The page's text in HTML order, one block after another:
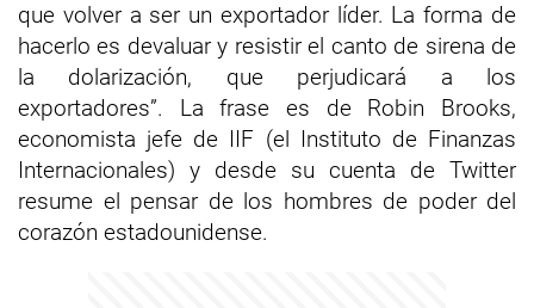
que volver a ser un exportador líder. La forma de
hacerlo es devaluar y resistir el canto de sirena de
la dolarización, que perjudicará a los
exportadores”. La frase es de Robin Brooks,
economista jefe de IIF (el Instituto de Finanzas
Internacionales) y desde su cuenta de Twitter
resume el pensar de los hombres de poder del
corazón estadounidense.